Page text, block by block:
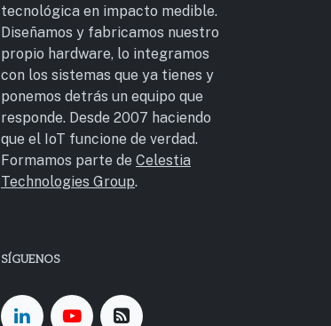
tecnológica en impacto medible.
Diseñamos y fabricamos nuestro
propio hardware, lo integramos
con los sistemas que ya tienes y
ponemos detrás un equipo que
responde. Desde 2007 haciendo
que el IoT funcione de verdad.
Formamos parte de Celestia
Technologies Group.
SÍGUENOS